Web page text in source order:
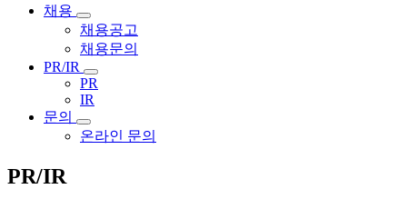
채용
채용공고
채용문의
PR/IR
PR
IR
문의
온라인 문의
PR/IR